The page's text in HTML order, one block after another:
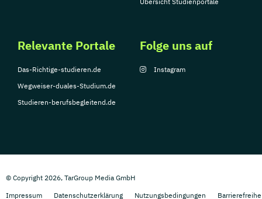
Relevante Portale
Das-Richtige-studieren.de
Wegweiser-duales-Studium.de
Studieren-berufsbegleitend.de
Folge uns auf
Instagram
© Copyright 2026, TarGroup Media GmbH
Impressum
Datenschutzerklärung Nutzungsbedingungen